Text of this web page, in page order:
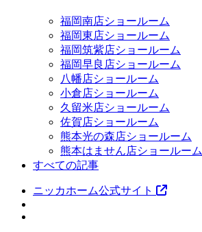
福岡南店ショールーム
福岡東店ショールーム
福岡筑紫店ショールーム
福岡早良店ショールーム
八幡店ショールーム
小倉店ショールーム
久留米店ショールーム
佐賀店ショールーム
熊本光の森店ショールーム
熊本はません店ショールーム
すべての記事
ニッカホーム公式サイト